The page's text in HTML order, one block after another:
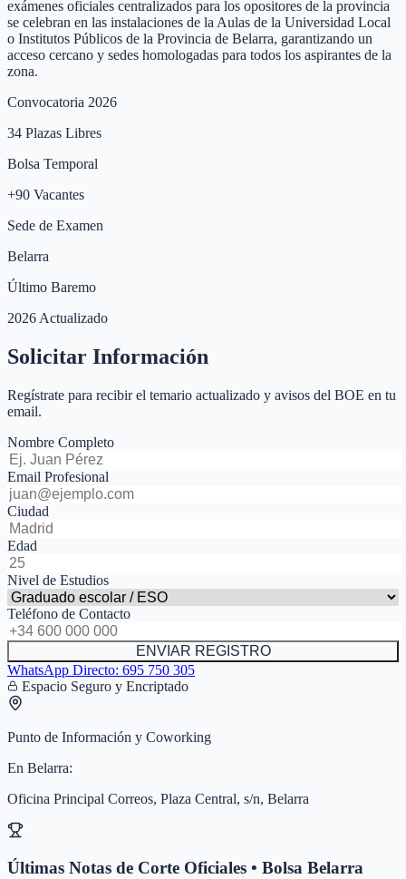
exámenes oficiales centralizados para los opositores de la provincia
se celebran en las instalaciones de la Aulas de la Universidad Local
o Institutos Públicos de la Provincia de Belarra, garantizando un
acceso cercano y sedes homologadas para todos los aspirantes de la
zona.
Convocatoria 2026
34 Plazas Libres
Bolsa Temporal
+90 Vacantes
Sede de Examen
Belarra
Último Baremo
2026 Actualizado
Solicitar Información
Regístrate para recibir el temario actualizado y avisos del BOE en tu
email.
Nombre Completo
Email Profesional
Ciudad
Edad
Nivel de Estudios
Teléfono de Contacto
ENVIAR REGISTRO
WhatsApp Directo: 695 750 305
Espacio Seguro y Encriptado
Punto de Información y Coworking
En Belarra:
Oficina Principal Correos, Plaza Central, s/n, Belarra
Últimas Notas de Corte Oficiales • Bolsa Belarra